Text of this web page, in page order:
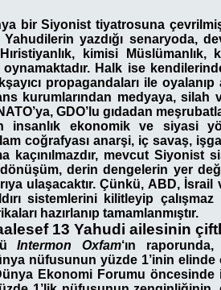
bir Siyonist tiyatrosuna
yazdığı senaryoda,
kimisi Müslümanlık,
Halk ise
propagandaları ile
kurumlarından medyaya, silah
GDO’lu gıdadan
insanlık ekonomik ve siyasi
coğrafyası anarşi, iç savaş,
kaçınılmazdır, mevcut Siyonist
derin dengelerin yer
ulaşacaktır. Çünkü, ABD, İsrail
sistemlerini kilitleyip
hazırlanıp tamamlanmıştır.
13 Yahudi ailesinin
Intermon Oxfam‘ın
nüfusunun yüzde 1’inin elinde
Ekonomi Forumu öncesinde